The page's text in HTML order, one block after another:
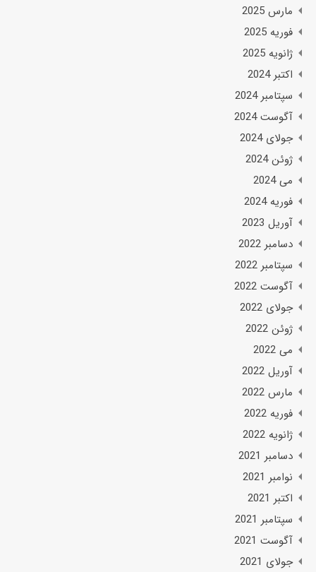
مارس 2025
فوریه 2025
ژانویه 2025
اکتبر 2024
سپتامبر 2024
آگوست 2024
جولای 2024
ژوئن 2024
می 2024
فوریه 2024
آوریل 2023
دسامبر 2022
سپتامبر 2022
آگوست 2022
جولای 2022
ژوئن 2022
می 2022
آوریل 2022
مارس 2022
فوریه 2022
ژانویه 2022
دسامبر 2021
نوامبر 2021
اکتبر 2021
سپتامبر 2021
آگوست 2021
جولای 2021